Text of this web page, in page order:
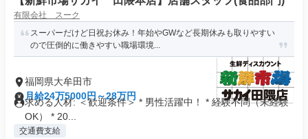
有限会社 スーク
スーパーだけど日祝お休み！年始やGWなど長期休みも取りやすい
ので圧倒的に働きやすい職場環境...
福岡県大牟田市
月給24万5000円～28万円
求める人材: ＜歓迎条件＞ * 男性活躍中！ * 経験不問（未経験
OK） * 20...
交通費支給